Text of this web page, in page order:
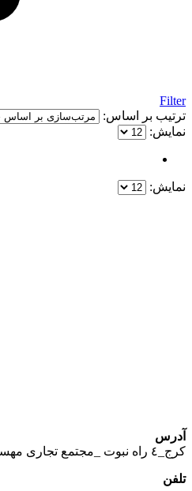
Filter
ترتیب بر اساس:
نمایش:
نمایش:
آدرس
كرج_٤ راه نبوت _مجتمع تجارى مهستان واحد ٦٢
تلفن